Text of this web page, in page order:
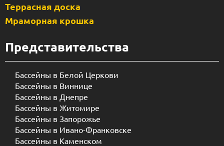
Террасная доска
Мраморная крошка
Представительства
Бассейны в Белой Церкови
Бассейны в Виннице
Бассейны в Днепре
Бассейны в Житомире
Бассейны в Запорожье
Бассейны в Ивано-Франковске
Бассейны в Каменском